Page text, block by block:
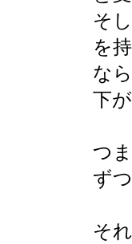
そ
を
な
下
つ
ず
そ